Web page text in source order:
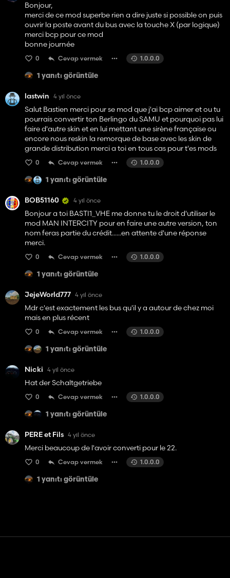
Bonjour,
merci de ce mod superbe rien a dire juste si possible on puis
ouvrir la poste avant du bus avec la touche X (par logique)
merci bcp pour ce mod
bonne journée
0 Cevap vermek 1.0.0.0
1 yanıtı görüntüle
lastwin 4 yıl önce
Salut Bastien merci pour se mod que j'ai bcp aimer et ou tu
pourrais convertir ton Berlingo du SAMU et pourquoi pas lui
faire d'autre skin et en lui mettant une sirène française ou
encore nous reskin la remorque de base avec les skin de
grande distribution merci a toi en tous cas pour t'es mods
0 Cevap vermek 1.0.0.0
1 yanıtı görüntüle
BOB51160 4 yıl önce
Bonjour a toi BASTI1_VHE me donne tu le droit d'utiliser le
mod MAN INTERCITY pour en faire une autre version, ton
nom feras partie du crédit......en attente d'une réponse
merci.
0 Cevap vermek 1.0.0.0
1 yanıtı görüntüle
JejeWorld777 4 yıl önce
Mdr c'est exactement les bus qu'il y a autour de chez moi
mais en plus récent
0 Cevap vermek 1.0.0.0
1 yanıtı görüntüle
Nicki 4 yıl önce
Hat der Schaltgetriebe
0 Cevap vermek 1.0.0.0
1 yanıtı görüntüle
PERE et Fils 4 yıl önce
Merci beaucoup de l'avoir converti pour le 22.
0 Cevap vermek 1.0.0.0
1 yanıtı görüntüle